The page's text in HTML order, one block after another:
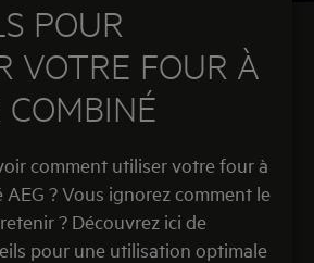
POUR
VOTRE FOUR À
comment utiliser votre four à
? Vous ignorez comment le
? Découvrez ici de
pour une utilisation optimale